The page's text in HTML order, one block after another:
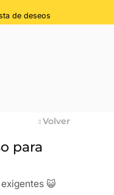
de deseos
Volver
para
😺